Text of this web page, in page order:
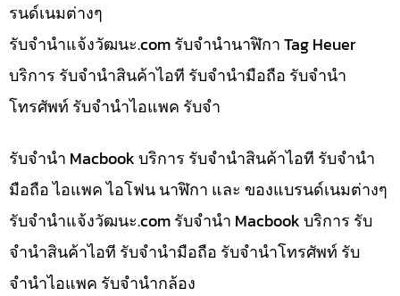
รนด์เนมต่างๆ
รับจํานําแจ้งวัฒนะ.com รับจำนำนาฬิกา Tag Heuer
บริการ รับจำนำสินค้าไอที รับจำนำมือถือ รับจำนำ
โทรศัพท์ รับจำนำไอแพค รับจำ
รับจำนำ Macbook บริการ รับจำนำสินค้าไอที รับจำนำ
มือถือ ไอแพค ไอโฟน นาฬิกา และ ของแบรนด์เนมต่างๆ
รับจํานําแจ้งวัฒนะ.com รับจำนำ Macbook บริการ รับ
จำนำสินค้าไอที รับจำนำมือถือ รับจำนำโทรศัพท์ รับ
จำนำไอแพค รับจำนำกล้อง